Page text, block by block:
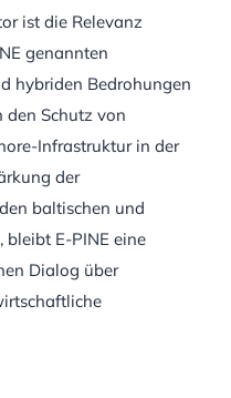
ist die Relevanz
genannten
hybriden Bedrohungen
den Schutz von
Infrastruktur in der
der
baltischen und
bleibt E-PINE eine
Dialog über